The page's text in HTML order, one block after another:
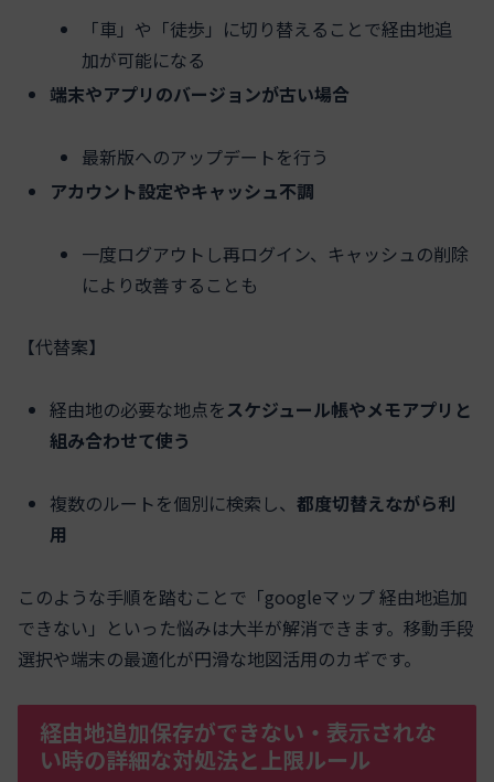
「車」や「徒歩」に切り替えることで経由地追
加が可能になる
端末やアプリのバージョンが古い場合
最新版へのアップデートを行う
アカウント設定やキャッシュ不調
一度ログアウトし再ログイン、キャッシュの削除
により改善することも
【代替案】
経由地の必要な地点をスケジュール帳やメモアプリと
組み合わせて使う
複数のルートを個別に検索し、都度切替えながら利
用
このような手順を踏むことで「googleマップ 経由地追加
できない」といった悩みは大半が解消できます。移動手段
選択や端末の最適化が円滑な地図活用のカギです。
経由地追加保存ができない・表示されな
い時の詳細な対処法と上限ルール